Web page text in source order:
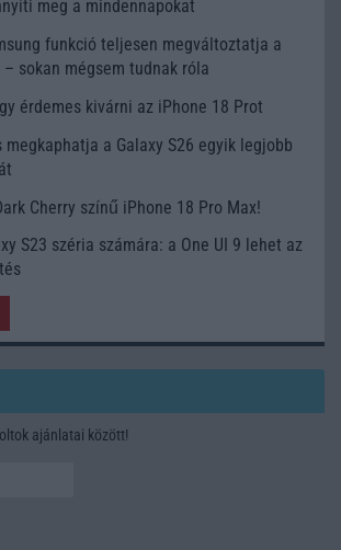
meg a mindennapokat
funkció teljesen megváltoztatja a
sokan mégsem tudnak róla
érdemes kivárni az iPhone 18 Prot
megkaphatja a Galaxy S26 egyik legjobb
Cherry színű iPhone 18 Pro Max!
S23 széria számára: a One UI 9 lehet az
ajánlatai között!